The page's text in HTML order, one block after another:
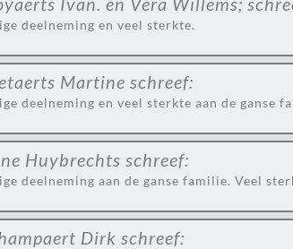
deelneming en veel sterkte.
Martine schreef:
deelneming en veel sterkte aan de ganse
Huybrechts schreef:
deelneming aan de ganse familie. Veel
Dirk schreef: